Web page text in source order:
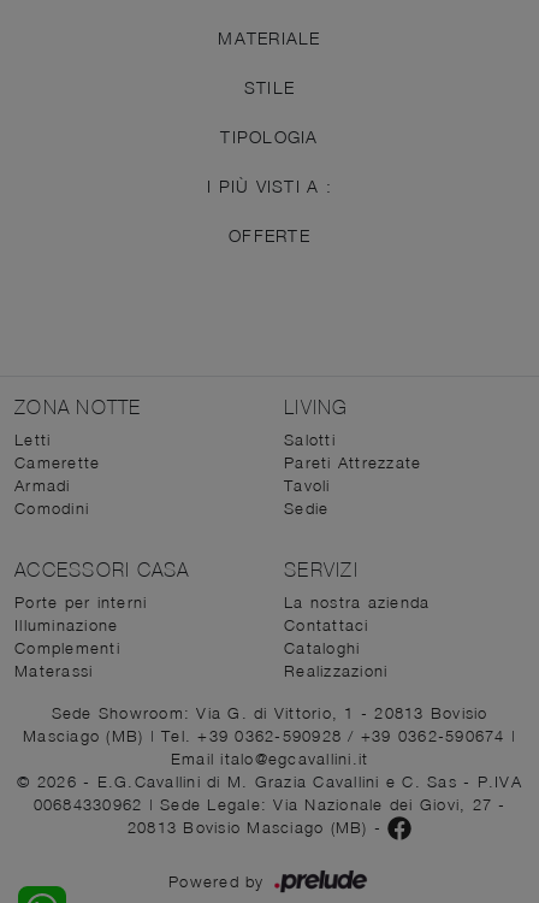
MATERIALE
STILE
TIPOLOGIA
I PIÙ VISTI A :
OFFERTE
ZONA NOTTE
Letti
Camerette
Armadi
Comodini
LIVING
Salotti
Pareti Attrezzate
Tavoli
Sedie
ACCESSORI CASA
Porte per interni
Illuminazione
Complementi
Materassi
SERVIZI
La nostra azienda
Contattaci
Cataloghi
Realizzazioni
Sede Showroom: Via G. di Vittorio, 1 - 20813 Bovisio
Masciago (MB) | Tel. +39 0362-590928/ +39 0362-590674 |
Email italo@egcavallini.it
© 2026 - E.G.Cavallini di M. Grazia Cavallini e C. Sas - P.IVA
00684330962 | Sede Legale: Via Nazionale dei Giovi, 27 -
20813 Bovisio Masciago (MB) -
Powered by